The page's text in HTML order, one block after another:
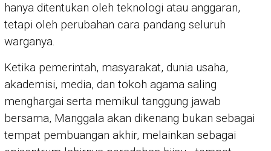
hanya ditentukan oleh teknologi atau anggaran,
tetapi oleh perubahan cara pandang seluruh
warganya.
Ketika pemerintah, masyarakat, dunia usaha,
akademisi, media, dan tokoh agama saling
menghargai serta memikul tanggung jawab
bersama, Manggala akan dikenang bukan sebagai
tempat pembuangan akhir, melainkan sebagai